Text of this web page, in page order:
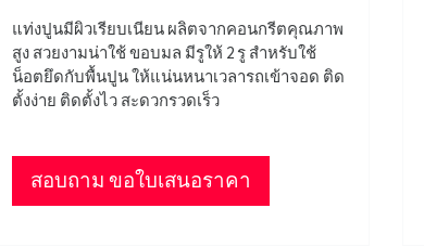
แท่งปูนมีผิวเรียบเนียน ผลิตจากคอนกรีตคุณภาพ
สูง สวยงามน่าใช้ ขอบมล มีรูให้ 2 รู สำหรับใช้
น็อตยึดกับพื้นปูน ให้แน่นหนาเวลารถเข้าจอด ติด
ตั้งง่าย ติดตั้งไว สะดวกรวดเร็ว
สอบถาม ขอใบเสนอราคา